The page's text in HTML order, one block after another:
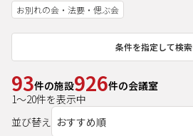
お別れの会・法要・偲ぶ会
条件を指定して検索
93件の施設926件の会議室
1～20件を表示中
並び替え